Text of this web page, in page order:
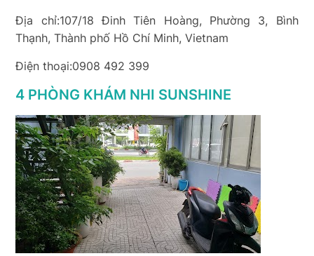
Địa chỉ:107/18 Đinh Tiên Hoàng, Phường 3, Bình
Thạnh, Thành phố Hồ Chí Minh, Vietnam
Điện thoại:0908 492 399
4 PHÒNG KHÁM NHI SUNSHINE